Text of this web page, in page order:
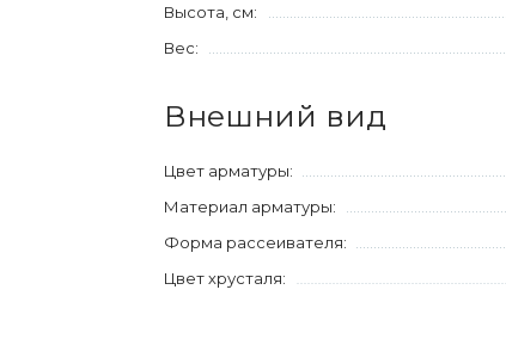
Высота, см:
Вес:
Внешний вид
Цвет арматуры:
Материал арматуры:
Форма рассеивателя:
Цвет хрусталя: